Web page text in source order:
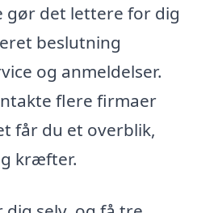
gør det lettere for dig
beslutning
og anmeldelser.
flere firmaer
får du et overblik,
kræfter.